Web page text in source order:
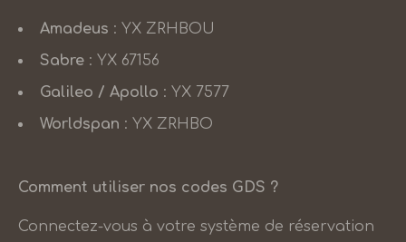
Amadeus : YX ZRHBOU
Sabre : YX 67156
Galileo / Apollo : YX 7577
Worldspan : YX ZRHBO
Comment utiliser nos codes GDS ?
Connectez-vous à votre système de réservation